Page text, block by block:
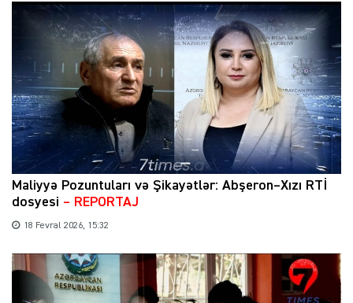
Maliyyə Pozuntuları və Şikayətlər: Abşeron–Xızı RTİ
dosyesi – REPORTAJ
18 Fevral 2026, 15:32